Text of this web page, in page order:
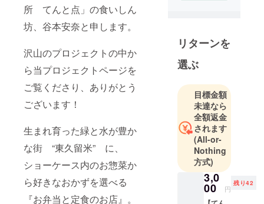
所 てんと点」の食いしん
坊、谷本安奈と申します。
沢山のプロジェクトの中か
ら当プロジェクトページを
ご覧くださり、ありがとう
ございます！
生まれ育った緑と水が豊か
な街 “東久留米” に、
ショーケース内のお惣菜か
ら好きなおかずを選べる
『お弁当と定食のお店』。
リターンを
選ぶ
目標金額
未達なら
全額返金
されます
(All-or-
Nothing
方式)
3,0
00 円
残り42